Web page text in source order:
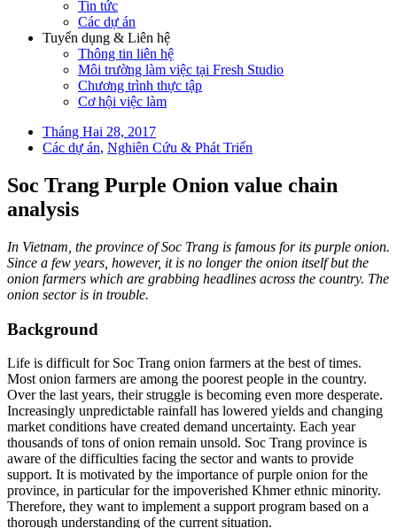
Tin tức
Các dự án
Tuyển dụng & Liên hệ
Thông tin liên hệ
Môi trường làm việc tại Fresh Studio
Chương trình thực tập
Cơ hội việc làm
Tháng Hai 28, 2017
Các dự án, Nghiên Cứu & Phát Triển
Soc Trang Purple Onion value chain
analysis
In Vietnam, the province of Soc Trang is famous for its purple onion.
Since a few years, however, it is no longer the onion itself but the
onion farmers which are grabbing headlines across the country. The
onion sector is in trouble.
Background
Life is difficult for Soc Trang onion farmers at the best of times.
Most onion farmers are among the poorest people in the country.
Over the last years, their struggle is becoming even more desperate.
Increasingly unpredictable rainfall has lowered yields and changing
market conditions have created demand uncertainty. Each year
thousands of tons of onion remain unsold. Soc Trang province is
aware of the difficulties facing the sector and wants to provide
support. It is motivated by the importance of purple onion for the
province, in particular for the impoverished Khmer ethnic minority.
Therefore, they want to implement a support program based on a
thorough understanding of the current situation.